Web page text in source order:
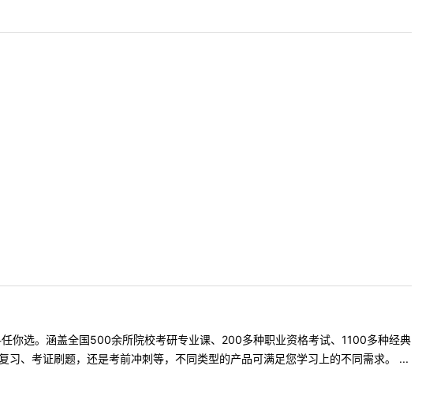
你选。涵盖全国500余所院校考研专业课、200多种职业资格考试、1100多种经典
、考证刷题，还是考前冲刺等，不同类型的产品可满足您学习上的不同需求。 ...